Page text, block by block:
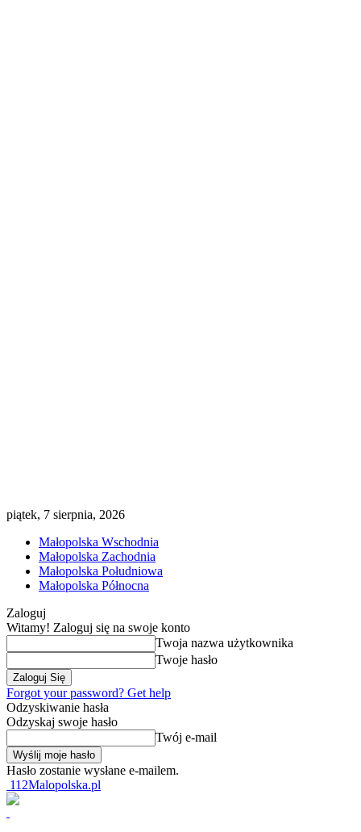
piątek, 7 sierpnia, 2026
Małopolska Wschodnia
Małopolska Zachodnia
Małopolska Południowa
Małopolska Północna
Zaloguj
Witamy! Zaloguj się na swoje konto
Twoja nazwa użytkownika
Twoje hasło
Forgot your password? Get help
Odzyskiwanie hasła
Odzyskaj swoje hasło
Twój e-mail
Hasło zostanie wysłane e-mailem.
112Malopolska.pl